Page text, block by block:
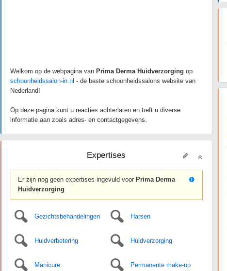
Welkom op de webpagina van Prima Derma Huidverzorging op
schoonheidssalon-in.nl - de beste schoonheidssalons website van
Nederland!
Op deze pagina kunt u reacties achterlaten en treft u diverse
informatie aan zoals adres- en contactgegevens.
Expertises
Er zijn nog geen expertises ingevuld voor Prima Derma
Huidverzorging
Gezichtsbehandelingen Harsen
Huidverbetering Huidverzorging
Manicure Permanente make-up